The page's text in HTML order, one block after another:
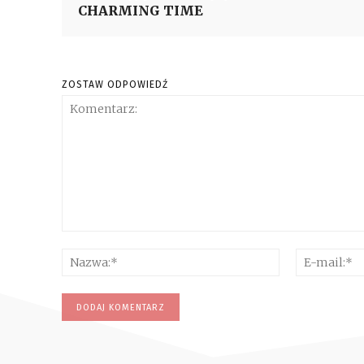
CHARMING TIME
ZOSTAW ODPOWIEDŹ
Nazwa:*